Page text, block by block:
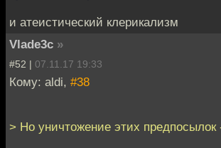
и атеистический клерикализм
Vlade3c »
#52 | 07.11.17 19:33
Кому: aldi, #38
> Но уничтожение этих предпосылок